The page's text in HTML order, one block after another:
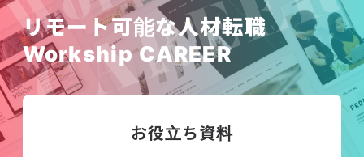
リモート可能な人材転職
Workship CAREER
お役立ち資料